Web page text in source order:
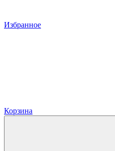
Избранное
Корзина